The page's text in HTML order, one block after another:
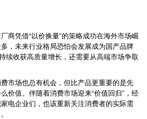
商凭借“以价换量”的策略成功在海外市场崛
，未来行业格局恐怕会发展成为国产品牌
续收获高质量增长，还需要从高端市场争取
市场也总有机会，但比产品更重要的是先
价值。伴随着消费市场迎来“价值回归”，经
电企业们，也该重新关注消费者的实际需